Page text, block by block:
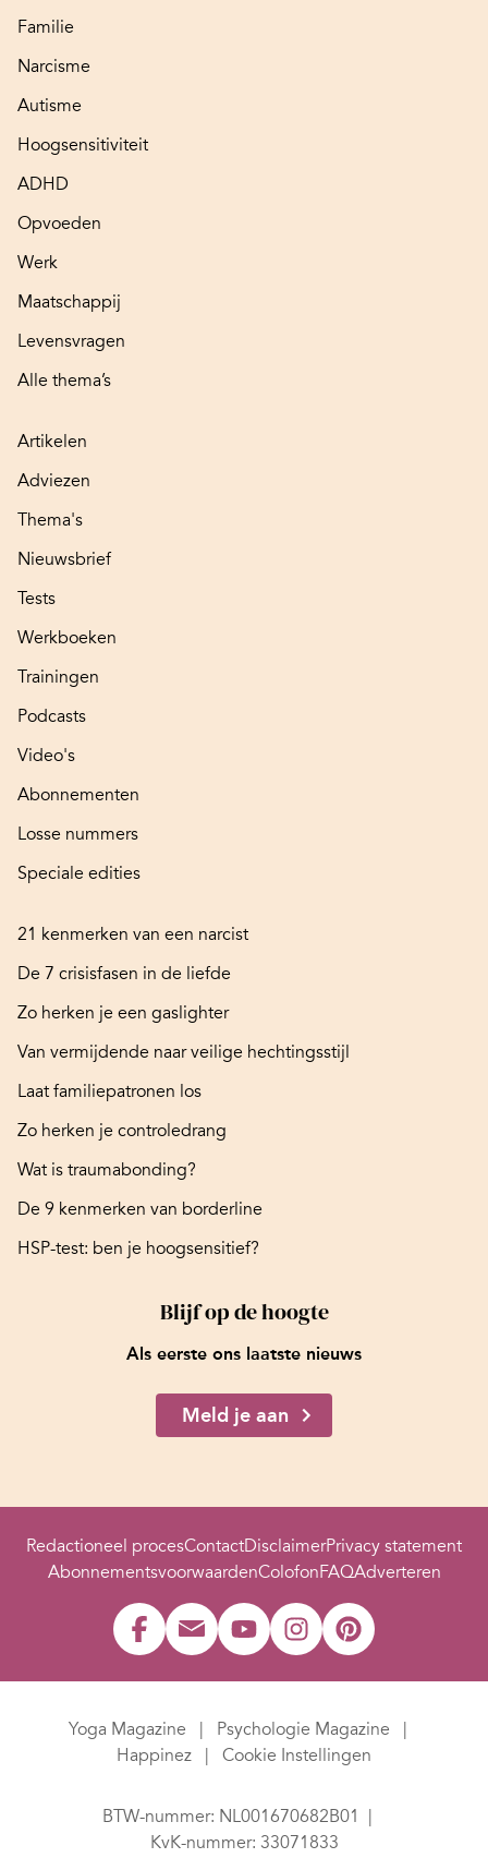
Familie
Narcisme
Autisme
Hoogsensitiviteit
ADHD
Opvoeden
Werk
Maatschappij
Levensvragen
Alle thema’s
Artikelen
Adviezen
Thema's
Nieuwsbrief
Tests
Werkboeken
Trainingen
Podcasts
Video's
Abonnementen
Losse nummers
Speciale edities
21 kenmerken van een narcist
De 7 crisisfasen in de liefde
Zo herken je een gaslighter
Van vermijdende naar veilige hechtingsstijl
Laat familiepatronen los
Zo herken je controledrang
Wat is traumabonding?
De 9 kenmerken van borderline
HSP-test: ben je hoogsensitief?
Blijf op de hoogte
Als eerste ons laatste nieuws
Meld je aan
Redactioneel procesContactDisclaimerPrivacy statement
AbonnementsvoorwaardenColofonFAQAdverteren
Yoga Magazine
Psychologie Magazine
Happinez
Cookie Instellingen
BTW-nummer: NL001670682B01
KvK-nummer: 33071833